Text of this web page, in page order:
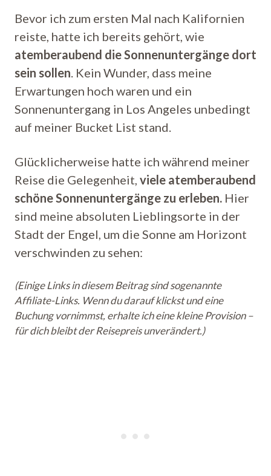
Bevor ich zum ersten Mal nach Kalifornien
reiste, hatte ich bereits gehört, wie
atemberaubend die Sonnenuntergänge dort
sein sollen . Kein Wunder, dass meine
Erwartungen hoch waren und ein
Sonnenuntergang in Los Angeles unbedingt
auf meiner Bucket List stand.
Glücklicherweise hatte ich während meiner
Reise die Gelegenheit, viele atemberaubend
schöne Sonnenuntergänge zu erleben. Hier
sind meine absoluten Lieblingsorte in der
Stadt der Engel, um die Sonne am Horizont
verschwinden zu sehen:
(Einige Links in diesem Beitrag sind sogenannte
Affiliate-Links. Wenn du darauf klickst und eine
Buchung vornimmst, erhalte ich eine kleine Provision –
für dich bleibt der Reisepreis unverändert.)